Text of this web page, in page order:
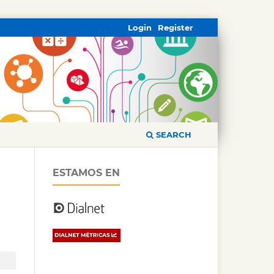
SEARCH
Register
Login
ESTAMOS EN